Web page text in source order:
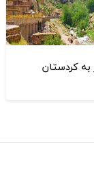
کردستان